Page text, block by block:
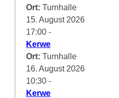
Ort: Turnhalle
15. August 2026
17:00 -
Kerwe
Ort: Turnhalle
16. August 2026
10:30 -
Kerwe